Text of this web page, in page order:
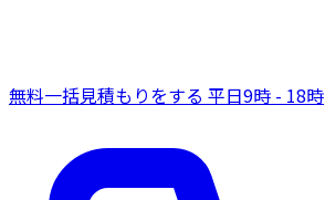
無料一括見積もりをする 平日9時 - 18時